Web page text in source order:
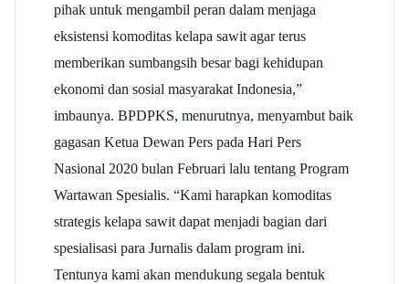
pihak untuk mengambil peran dalam menjaga
eksistensi komoditas kelapa sawit agar terus
memberikan sumbangsih besar bagi kehidupan
ekonomi dan sosial masyarakat Indonesia,”
imbaunya. BPDPKS, menurutnya, menyambut baik
gagasan Ketua Dewan Pers pada Hari Pers
Nasional 2020 bulan Februari lalu tentang Program
Wartawan Spesialis. “Kami harapkan komoditas
strategis kelapa sawit dapat menjadi bagian dari
spesialisasi para Jurnalis dalam program ini.
Tentunya kami akan mendukung segala bentuk